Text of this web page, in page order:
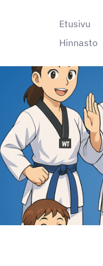
Etusivu
Hinnasto